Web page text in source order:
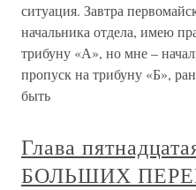
ситуация. Завтра
начальника отдела, имею
трибуну «А», но мне –
пропуск на трибуну «Б»,
быть
Глава
БОЛЬШИХ